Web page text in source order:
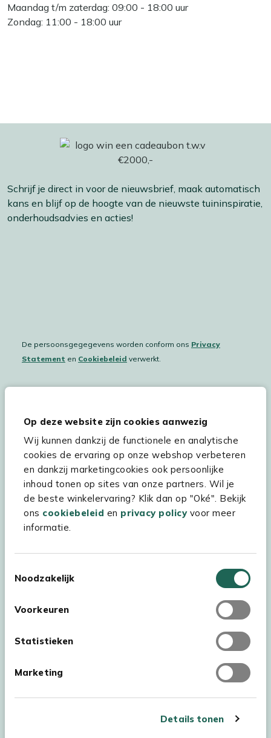
Op deze website zijn cookies aanwezig
Wij kunnen dankzij de functionele en analytische
cookies de ervaring op onze webshop verbeteren
en dankzij marketingcookies ook persoonlijke
inhoud tonen op sites van onze partners. Wil je
de beste winkelervaring? Klik dan op "Oké". Bekijk
ons cookiebeleid en privacy policyvoor meer
informatie.
Noodzakelijk
Voorkeuren
Statistieken
Marketing
Details tonen
Maandag t/m zaterdag: 09:00 - 18:00 uur
Zondag: 11:00 - 18:00 uur
Schrijf je direct in voor de nieuwsbrief, maak automatisch
kans en blijf op de hoogte van de nieuwste tuininspiratie,
onderhoudsadvies en acties!
De persoonsgegegevens worden conform ons Privacy
Statement en Cookiebeleid verwerkt.
Hulp & service
Assortiment
Kees Smit Tuinmeubelen
Experience Stores XXL